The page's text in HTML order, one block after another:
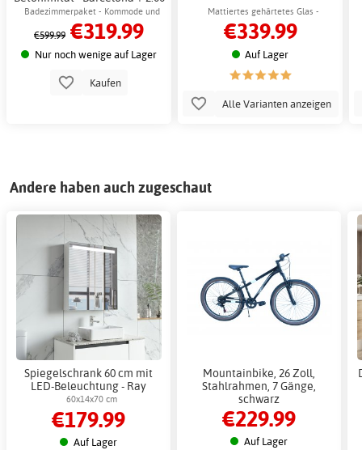
x Badezimmerhaken
Badezimmerpaket - Kommode und
Spiegelschrank
€599.99 €319.99
Nur noch wenige auf Lager
Kaufen
Mattiertes gehärtetes Glas -
Chromgriff
€339.99
Auf Lager
Alle Varianten anzeigen
Andere haben auch zugeschaut
Spiegelschrank 60 cm mit
LED-Beleuchtung - Ray
60x14x70 cm
€179.99
Auf Lager
Mountainbike, 26 Zoll,
Stahlrahmen, 7 Gänge,
schwarz
€229.99
Auf Lager